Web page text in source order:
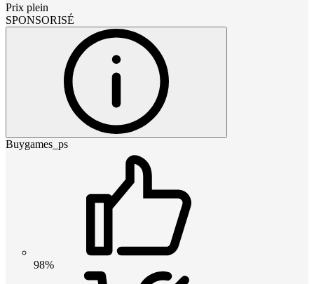
Prix plein
SPONSORISÉ
Buygames_ps
98%